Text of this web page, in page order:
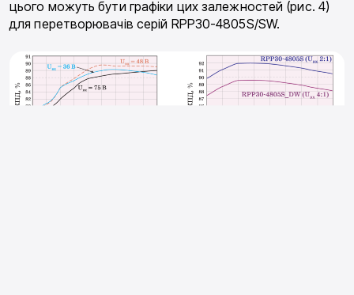
цього можуть бути графіки цих залежностей (рис. 4)
для перетворювачів серій RPP30-4805S/SW.